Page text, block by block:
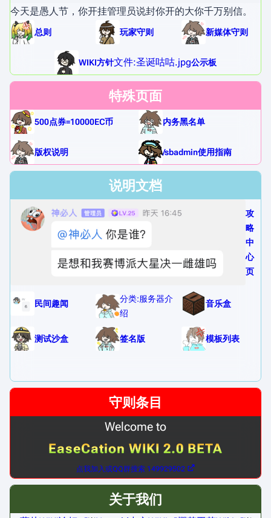
今天是愚人节，你开挂管理员说封你开的大你千万别信。
总则 玩家守则 新媒体守则
WIKI方针文件:圣诞咕咕.jpg公示板
特殊页面
500点券=10000EC币 内务黑名单
版权说明 /sbadmin使用指南
说明文档
攻
略
中
心
页
民间趣闻
分类:服务器介
绍
音乐盒
测试沙盒 签名版 模板列表
守则条目
Welcome to
EaseCation WIKI 2.0 BETA
点我加入或QQ群搜索 149929502
关于我们